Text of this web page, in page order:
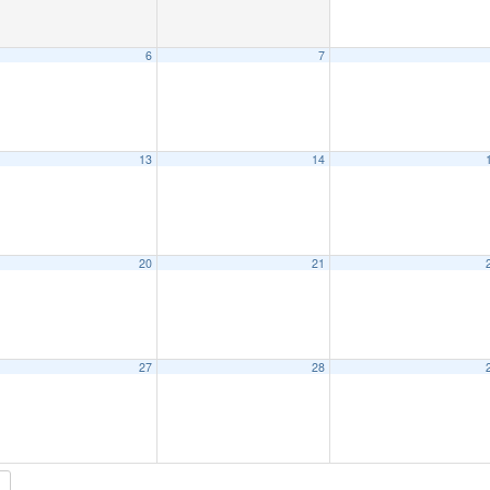
6 7
13 14
20 21
27 28